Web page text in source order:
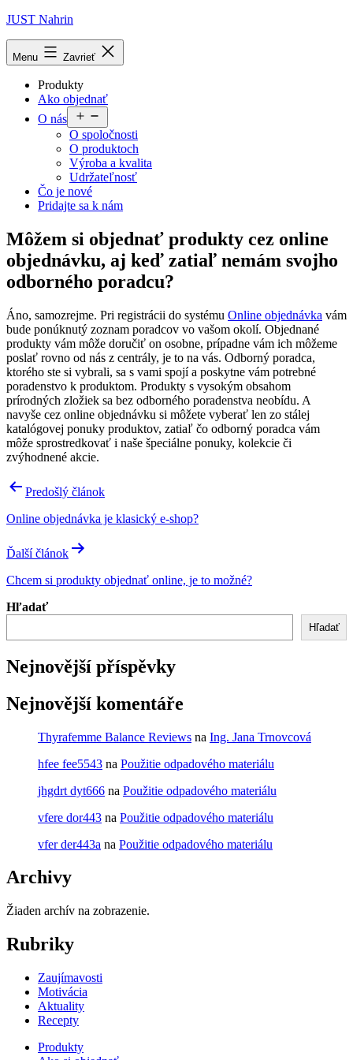
Prejsť
JUST Nahrin
Menu Zavrieť
Produkty
Ako objednať
O nás
menu
O spoločnosti
O produktoch
Výroba a kvalita
Udržateľnosť
Čo je nové
Pridajte sa k nám
Môžem si objednať produkty cez online
objednávku, aj keď zatiaľ nemám svojho
odborného poradcu?
Áno, samozrejme. Pri registrácii do systému Online objednávka vám
bude ponúknutý zoznam poradcov vo vašom okolí. Objednané
produkty vám môže doručiť on osobne, prípadne vám ich môžeme
poslať rovno od nás z centrály, je to na vás. Odborný poradca,
ktorého ste si vybrali, sa s vami spojí a poskytne vám potrebné
poradenstvo k produktom. Produkty s vysokým obsahom
prírodných zložiek sa bez odborného poradenstva neobídu. A
navyše cez online objednávku si môžete vyberať len zo stálej
katalógovej ponuky produktov, zatiaľ čo odborný poradca vám
môže sprostredkovať i naše špeciálne ponuky, kolekcie či
zvýhodnené akcie.
Navigácia
článku
Predošlý článok
Online objednávka je klasický e-shop?
Ďalší článok
Chcem si produkty objednať online, je to možné?
Hľadať
Hľadať
Nejnovější příspěvky
Nejnovější komentáře
Thyrafemme Balance Reviews na Ing. Jana Trnovcová
hfee fee5543 na Použitie odpadového materiálu
jhgdrt dyt666 na Použitie odpadového materiálu
vfere dor443 na Použitie odpadového materiálu
vfer der443a na Použitie odpadového materiálu
Archivy
Žiaden archív na zobrazenie.
Rubriky
Zaujímavosti
Motivácia
Aktuality
Recepty
Produkty